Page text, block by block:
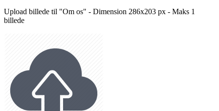
Upload billede til "Om os" - Dimension 286x203 px - Maks 1
billede